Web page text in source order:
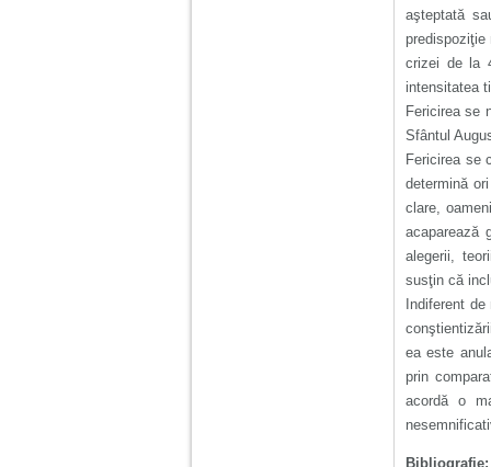
aşteptată
predispoziţie
crizei de la
intensitatea
Fericirea se
Sfântul
Fericirea se
determină
clare,
acaparează
alegerii,
susţin că
Indiferent
ea este
prin
acordă o
Bibliografie: